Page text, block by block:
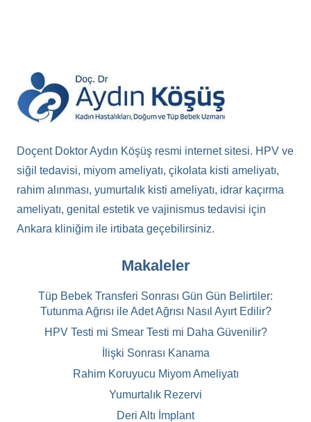
Doçent Doktor Aydın Köşüş resmi internet sitesi. HPV ve
siğil tedavisi, miyom ameliyatı, çikolata kisti ameliyatı,
rahim alınması, yumurtalık kisti ameliyatı, idrar kaçırma
ameliyatı, genital estetik ve vajinismus tedavisi için
Ankara kliniğim ile irtibata geçebilirsiniz.
Makaleler
Tüp Bebek Transferi Sonrası Gün Gün Belirtiler:
Tutunma Ağrısı ile Adet Ağrısı Nasıl Ayırt Edilir?
HPV Testi mi Smear Testi mi Daha Güvenilir?
İlişki Sonrası Kanama
Rahim Koruyucu Miyom Ameliyatı
Yumurtalık Rezervi
Deri Altı İmplant